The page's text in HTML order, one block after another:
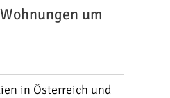
um
in Österreich und